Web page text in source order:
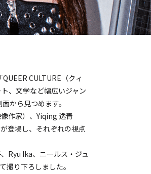
CULTURE（クィ
、文学など幅広いジャン
から見つめます。
作家）、Yiqing 逸青
登場し、それぞれの視点
Ryu Ika、ニールス・ジュ
り下ろしました。